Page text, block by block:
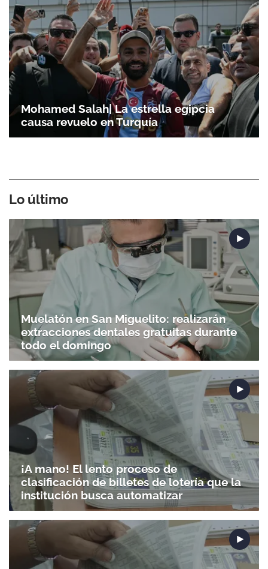
Gracias por suscribirte a nuestro boletín.
Mohamed Salah| La estrella egipcia
causa revuelo en Turquía
Lo último
Muelatón en San Miguelito: realizarán
extracciones dentales gratuitas durante
todo el domingo
¡A mano! El lento proceso de
clasificación de billetes de lotería que la
institución busca automatizar